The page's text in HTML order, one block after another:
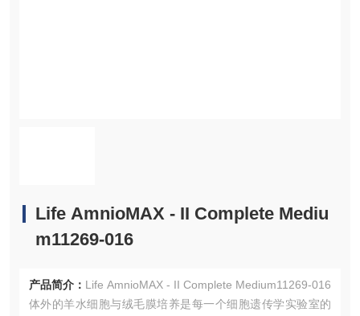
Life AmnioMAX - II Complete Mediu
m11269-016
产品简介： Life AmnioMAX - II Complete Medium11269-016
体外的羊水细胞与绒毛膜培养是每一个细胞遗传学实验室的